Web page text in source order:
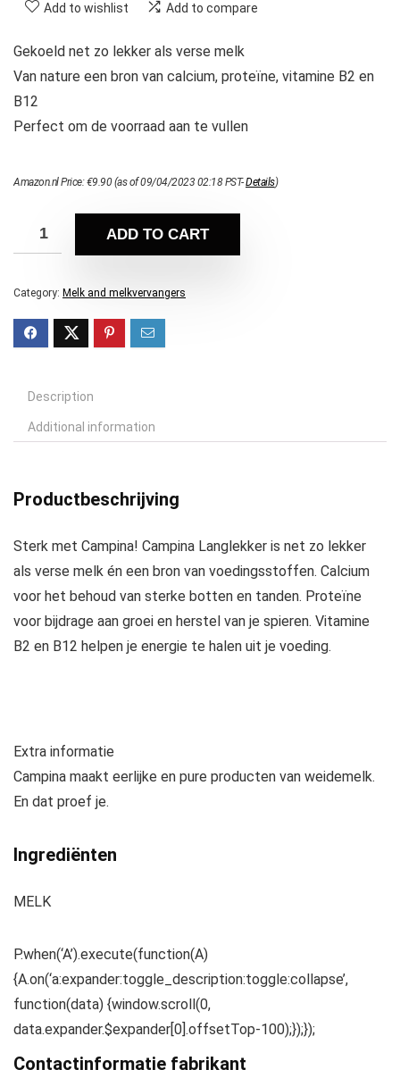
Add to wishlist Add to compare
Gekoeld net zo lekker als verse melk
Van nature een bron van calcium, proteïne, vitamine B2 en
B12
Perfect om de voorraad aan te vullen
Amazon.nl Price:€9.90(as of 09/04/2023 02:18 PST-Details)
ADD TO CART
Category: Melk and melkvervangers
Description
Additional information
Productbeschrijving
Sterk met Campina! Campina Langlekker is net zo lekker
als verse melk én een bron van voedingsstoffen. Calcium
voor het behoud van sterke botten en tanden. Proteïne
voor bijdrage aan groei en herstel van je spieren. Vitamine
B2 en B12 helpen je energie te halen uit je voeding.
Extra informatie
Campina maakt eerlijke en pure producten van weidemelk.
En dat proef je.
Ingrediënten
MELK
P.when(‘A’).execute(function(A)
{A.on(‘a:expander:toggle_description:toggle:collapse’,
function(data) {window.scroll(0,
data.expander.$expander[0].offsetTop-100);});});
Contactinformatie fabrikant